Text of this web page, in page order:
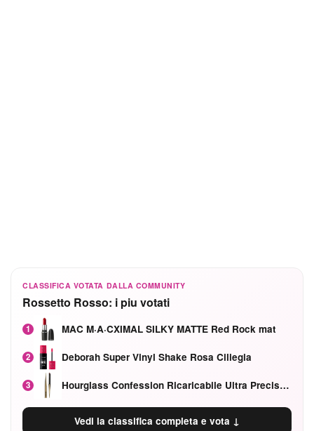
CLASSIFICA VOTATA DALLA COMMUNITY
Rossetto Rosso: i piu votati
1 MAC M·A·CXIMAL SILKY MATTE Red Rock mat
2 Deborah Super Vinyl Shake Rosa Ciliegia
3 Hourglass Confession Ricaricabile Ultra Preciso Ad Alta Intensità Secretly Classic Red
Vedi la classifica completa e vota ↓